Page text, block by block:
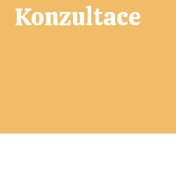
Konzultace